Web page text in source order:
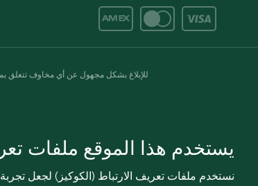
للإبلاغ بشكل مجهول عن أي مخاوف تتعلق
يستخدم هذا الموقع ملفات
نستخدم ملفات تعريف الارتباط (الكوكيز) لجعل